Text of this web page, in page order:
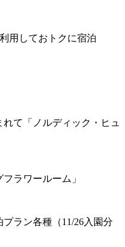
用しておトクに宿泊
て「ノルディック・ヒュ
ラワールーム」
ラン各種（11/26入園分